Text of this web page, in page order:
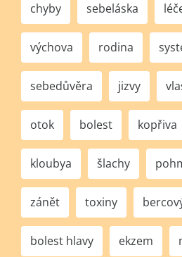
chyby sebeláska
výchova rodina
sebedůvěra jizvy
otok bolest kopřiva
kloubya šlachy
zánět toxiny
bolest hlavy ekzem